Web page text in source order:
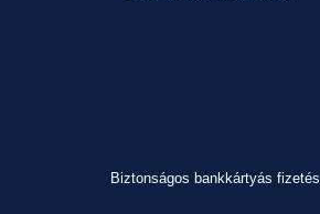
Biztonságos bankkártyás fizetés